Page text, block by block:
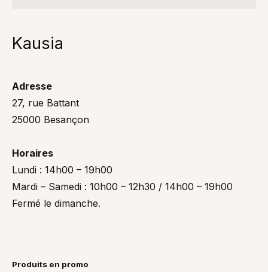
Kausia
Adresse
27, rue Battant
25000 Besançon
Horaires
Lundi : 14h00 – 19h00
Mardi – Samedi : 10h00 – 12h30 / 14h00 – 19h00
Fermé le dimanche.
Produits en promo